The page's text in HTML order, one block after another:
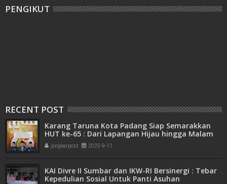
PENGIKUT
RECENT POST
Karang Taruna Kota Padang Siap Semarakkan
HUT ke-65 : Dari Lapangan Hijau hingga Malam
Kebersamaan
jangkarpost 2025-9-11
KAI Divre II Sumbar dan IKW-RI Bersinergi : Tebar
Kepedulian Sosial Untuk Panti Asuhan